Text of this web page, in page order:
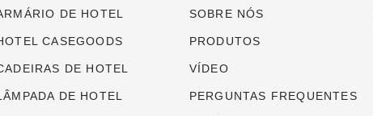
DE HOTEL
CASEGOODS
DE HOTEL
DE HOTEL
SOBRE NÓS
PRODUTOS
VÍDEO
PERGUNTAS FREQUENTES